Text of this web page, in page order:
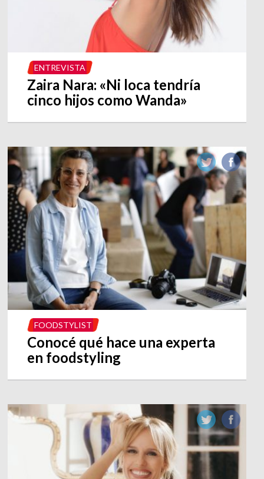
ENTREVISTA
Zaira Nara: «Ni loca tendría
cinco hijos como Wanda»
FOODSTYLIST
Conocé qué hace una experta
en foodstyling